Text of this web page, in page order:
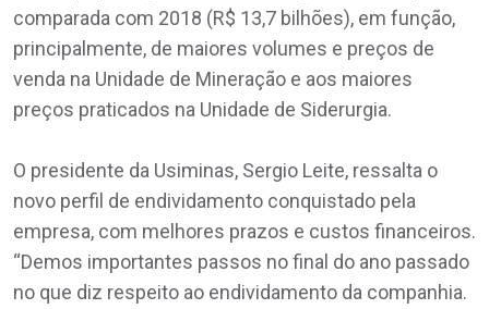
comparada com 2018 (R$ 13,7 bilhões), em função,
principalmente, de maiores volumes e preços de
venda na Unidade de Mineração e aos maiores
preços praticados na Unidade de Siderurgia.
O presidente da Usiminas, Sergio Leite, ressalta o
novo perfil de endividamento conquistado pela
empresa, com melhores prazos e custos financeiros.
“Demos importantes passos no final do ano passado
no que diz respeito ao endividamento da companhia.